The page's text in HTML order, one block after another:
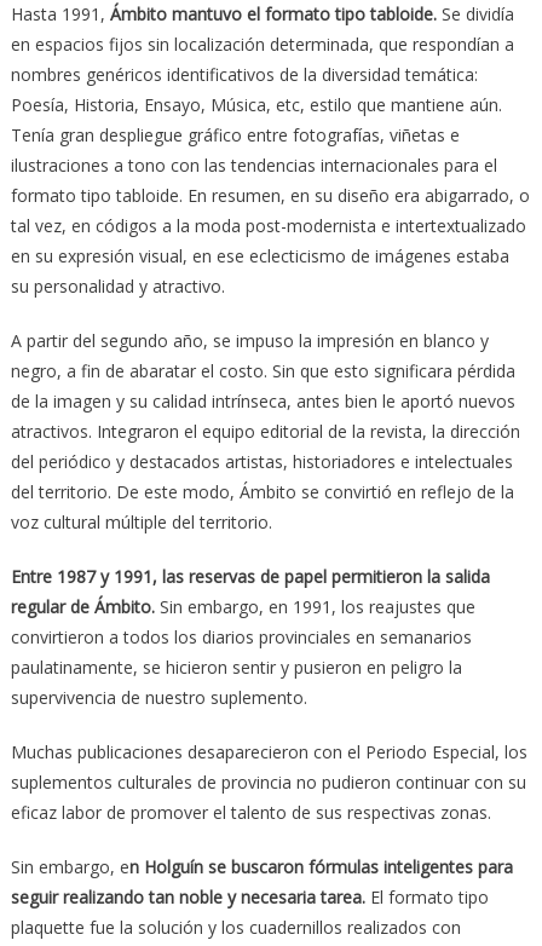
Hasta 1991, Ámbito mantuvo el formato tipo tabloide.Se dividía
en espacios fijos sin localización determinada, que respondían a
nombres genéricos identificativos de la diversidad temática:
Poesía, Historia, Ensayo, Música, etc, estilo que mantiene aún.
Tenía gran despliegue gráfico entre fotografías, viñetas e
ilustraciones a tono con las tendencias internacionales para el
formato tipo tabloide. En resumen, en su diseño era abigarrado, o
tal vez, en códigos a la moda post-modernista e intertextualizado
en su expresión visual, en ese eclecticismo de imágenes estaba
su personalidad y atractivo.
A partir del segundo año, se impuso la impresión en blanco y
negro, a fin de abaratar el costo. Sin que esto significara pérdida
de la imagen y su calidad intrínseca, antes bien le aportó nuevos
atractivos. Integraron el equipo editorial de la revista, la dirección
del periódico y destacados artistas, historiadores e intelectuales
del territorio. De este modo, Ámbito se convirtió en reflejo de la
voz cultural múltiple del territorio.
Entre 1987 y 1991, las reservas de papel permitieron la salida
regular de Ámbito.Sin embargo, en 1991, los reajustes que
convirtieron a todos los diarios provinciales en semanarios
paulatinamente, se hicieron sentir y pusieron en peligro la
supervivencia de nuestro suplemento.
Muchas publicaciones desaparecieron con el Periodo Especial, los
suplementos culturales de provincia no pudieron continuar con su
eficaz labor de promover el talento de sus respectivas zonas.
Sin embargo, en Holguín se buscaron fórmulas inteligentes para
seguir realizando tan noble y necesaria tarea.El formato tipo
plaquette fue la solución y los cuadernillos realizados con